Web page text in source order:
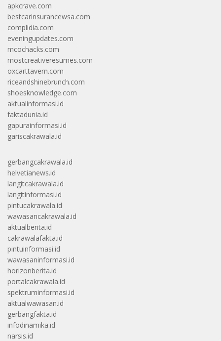
apkcrave.com
bestcarinsurancewsa.com
complidia.com
eveningupdates.com
mcochacks.com
mostcreativeresumes.com
oxcarttavern.com
riceandshinebrunch.com
shoesknowledge.com
aktualinformasi.id
faktadunia.id
gapurainformasi.id
gariscakrawala.id
gerbangcakrawala.id
helvetianews.id
langitcakrawala.id
langitinformasi.id
pintucakrawala.id
wawasancakrawala.id
aktualberita.id
cakrawalafakta.id
pintuinformasi.id
wawasaninformasi.id
horizonberita.id
portalcakrawala.id
spektruminformasi.id
aktualwawasan.id
gerbangfakta.id
infodinamika.id
narsis.id